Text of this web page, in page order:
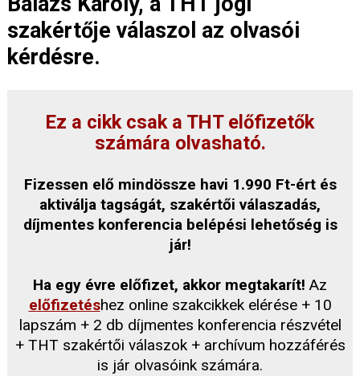
szakértője válaszol az olvasói
kérdésre.
Ez a cikk csak a THT előfizetők
számára olvasható.
Fizessen elő mindössze havi 1.990 Ft-ért és
aktiválja tagságát, szakértői válaszadás,
díjmentes konferencia belépési lehetőség is
jár!
Ha egy évre előfizet, akkor megtakarít! Az
előfizetéshez online szakcikkek elérése + 10
lapszám + 2 db díjmentes konferencia részvétel
+ THT szakértői válaszok + archívum hozzáférés
is jár olvasóink számára.